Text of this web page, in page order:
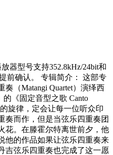
器型号支持352.8kHz/24bit和
前确认。 专辑简介： 这部专
（Matangi Quartet）演绎西
的《固定音型之歌 Canto
旋律，定会让每一位听众印
奏而作，但是当弦乐四重奏团
花。在滕霍尔特离世前夕，他
他的作品如果让弦乐四重奏来
吉弦乐四重奏也完成了这一愿